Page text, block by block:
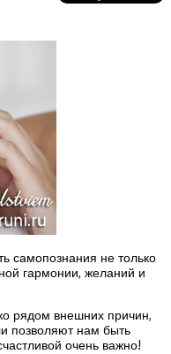
самопознания не только
гармонии, желаний и
рядом внешних причин,
позволяют нам быть
очень важно!